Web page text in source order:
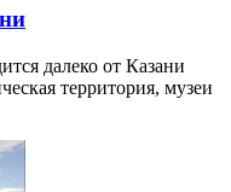
далеко от Казани
территория, музеи